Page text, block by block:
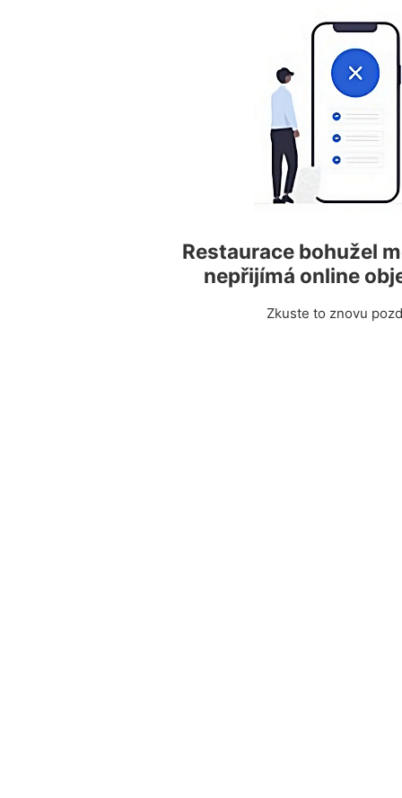
Restaurace bohužel
nepřijímá online
Zkuste to znovu